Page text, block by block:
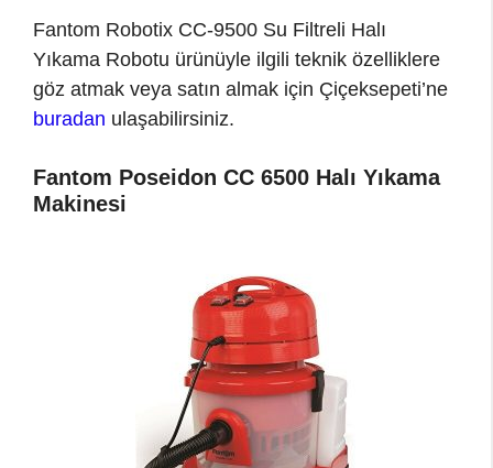
Fantom Robotix CC-9500 Su Filtreli Halı
Yıkama Robotu ürünüyle ilgili teknik özelliklere
göz atmak veya satın almak için Çiçeksepeti’ne
buradan ulaşabilirsiniz.
Fantom Poseidon CC 6500 Halı Yıkama
Makinesi